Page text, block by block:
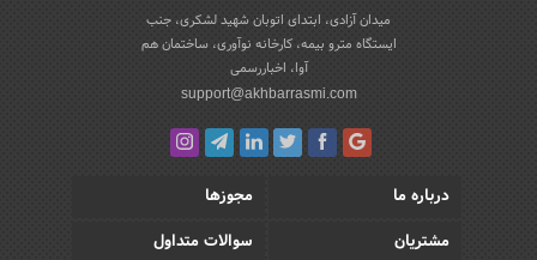
میدان آزادی، ابتدای اتوبان شهید لشکری، جنب
ایستگاه مترو بیمه، کارخانه نوآوری، ساختمان هم
آوا، اخباررسمی
support@akhbarrasmi.com
درباره ما
مجوزها
مشتریان
سوالات متداول